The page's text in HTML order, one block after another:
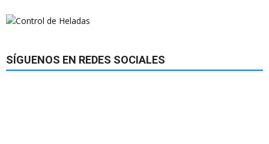
SÍGUENOS EN REDES SOCIALES